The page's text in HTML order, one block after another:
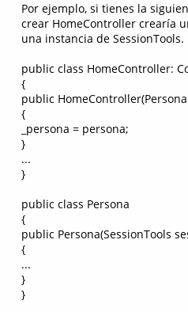
Por ejemplo, si tienes la
crear HomeController crearía
una instancia de SessionTools.
public class HomeController:
{
public
{
_persona = persona;
}
...
}
public class Persona
{
public Persona(SessionTools
{
...
}
}